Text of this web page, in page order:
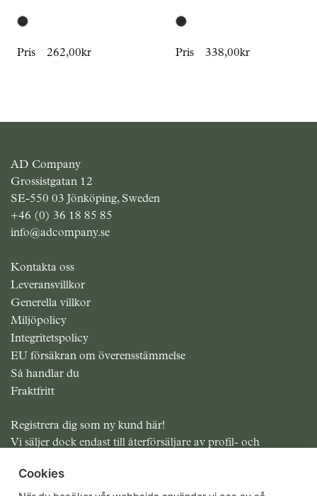
Pris 262,00kr Pris 338,00kr
AD Company
Grossistgatan 12
SE-550 03 Jönköping, Sweden
+46 (0) 36 18 85 85
info@adcompany.se
Kontakta oss
Leveransvillkor
Generella villkor
Miljöpolicy
Integritetspolicy
EU försäkran om överensstämmelse
Så handlar du
Fraktfritt
Registrera dig som ny kund här!
Vi säljer dock endast till återförsäljare av profil- och
Alla priser exklusive moms
Cookies